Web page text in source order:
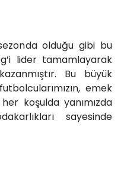
olduğu gibi bu
lider tamamlayarak
Bu büyük
emek
koşulda yanımızda
sayesinde